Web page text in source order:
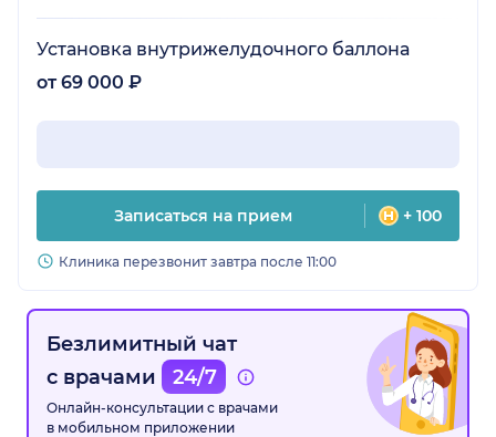
Установка внутрижелудочного баллона
от 69 000 ₽
Записаться на прием + 100
Клиника перезвонит завтра после 11:00
Безлимитный чат
с врачами
24/7
Онлайн-консультации с врачами
в мобильном приложении